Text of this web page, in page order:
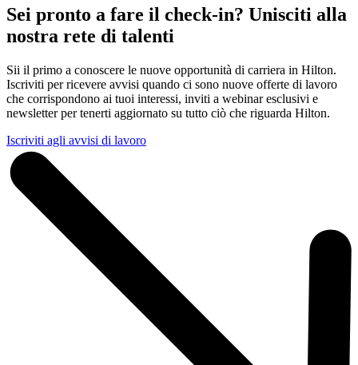
Sei pronto a fare il check-in? Unisciti alla
nostra rete di talenti
Sii il primo a conoscere le nuove opportunità di carriera in Hilton.
Iscriviti per ricevere avvisi quando ci sono nuove offerte di lavoro
che corrispondono ai tuoi interessi, inviti a webinar esclusivi e
newsletter per tenerti aggiornato su tutto ciò che riguarda Hilton.
Iscriviti agli avvisi di lavoro